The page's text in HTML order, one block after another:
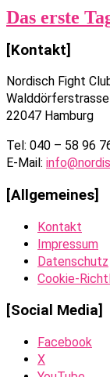
Das erste
[Kontakt]
Nordisch Fight
22047 Hamburg
Tel: 040 – 58 96
E-Mail:
[Allgemeines]
Kontakt
Impressum
Datenschutz
Cookie-
[Social Media]
Facebook
X